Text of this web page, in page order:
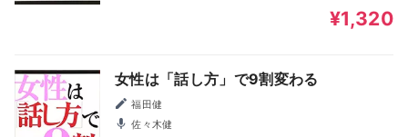
¥1,320
女性は「話し方」で9割変わる
福田健
佐々木健